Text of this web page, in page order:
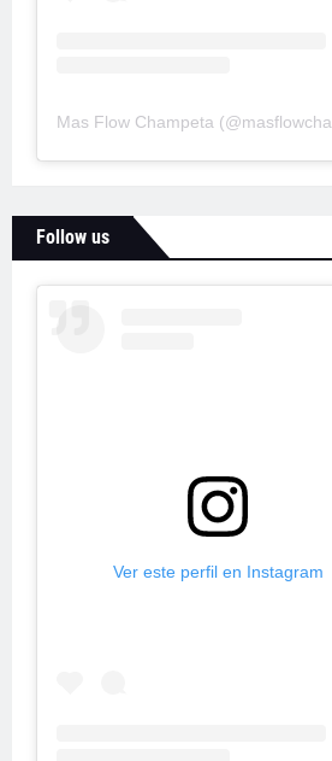
Mas Flow Champeta (@masflowchampeta
Follow us
Ver este perfil en Instagram